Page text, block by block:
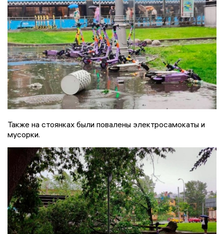
Также на стоянках были повалены электросамокаты и
мусорки.